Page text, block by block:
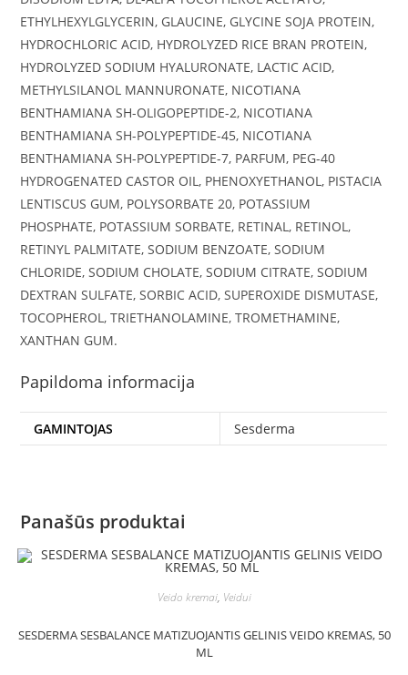
ETHYLHEXYLGLYCERIN, GLAUCINE, GLYCINE SOJA PROTEIN,
HYDROCHLORIC ACID, HYDROLYZED RICE BRAN PROTEIN,
HYDROLYZED SODIUM HYALURONATE, LACTIC ACID,
METHYLSILANOL MANNURONATE, NICOTIANA
BENTHAMIANA SH-OLIGOPEPTIDE-2, NICOTIANA
BENTHAMIANA SH-POLYPEPTIDE-45, NICOTIANA
BENTHAMIANA SH-POLYPEPTIDE-7, PARFUM, PEG-40
HYDROGENATED CASTOR OIL, PHENOXYETHANOL, PISTACIA
LENTISCUS GUM, POLYSORBATE 20, POTASSIUM
PHOSPHATE, POTASSIUM SORBATE, RETINAL, RETINOL,
RETINYL PALMITATE, SODIUM BENZOATE, SODIUM
CHLORIDE, SODIUM CHOLATE, SODIUM CITRATE, SODIUM
DEXTRAN SULFATE, SORBIC ACID, SUPEROXIDE DISMUTASE,
TOCOPHEROL, TRIETHANOLAMINE, TROMETHAMINE,
XANTHAN GUM.
Papildoma informacija
GAMINTOJAS Sesderma
Panašūs produktai
Veido kremai, Veidui
SESDERMA SESBALANCE MATIZUOJANTIS GELINIS VEIDO KREMAS, 50
ML